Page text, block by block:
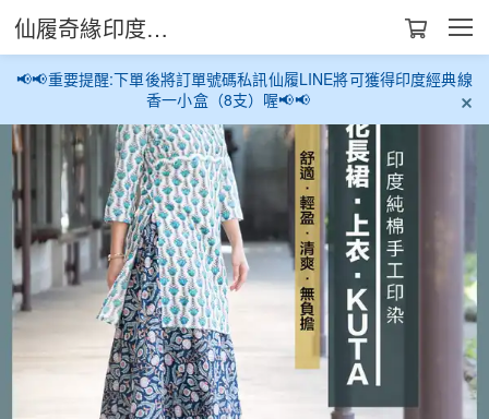
仙履奇緣印度生活館
📢📢重要提醒:下單後將訂單號碼私訊仙履LINE將可獲得印度經典線
香一小盒（8支）喔📢📢